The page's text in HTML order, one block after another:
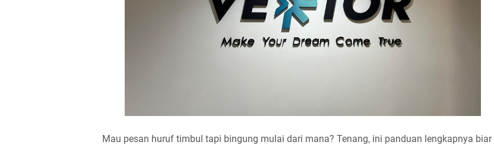
Mau pesan huruf timbul tapi bingung mulai dari mana? Tenang, ini panduan lengkapnya biar